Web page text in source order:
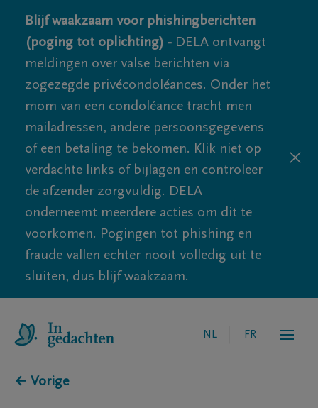
Blijf waakzaam voor phishingberichten
(poging tot oplichting) - DELA ontvangt
meldingen over valse berichten via
zogezegde privécondoléances. Onder het
mom van een condoléance tracht men
mailadressen, andere persoonsgegevens
of een betaling te bekomen. Klik niet op
verdachte links of bijlagen en controleer
de afzender zorgvuldig. DELA
onderneemt meerdere acties om dit te
voorkomen. Pogingen tot phishing en
fraude vallen echter nooit volledig uit te
sluiten, dus blijf waakzaam.
NL FR
← Vorige